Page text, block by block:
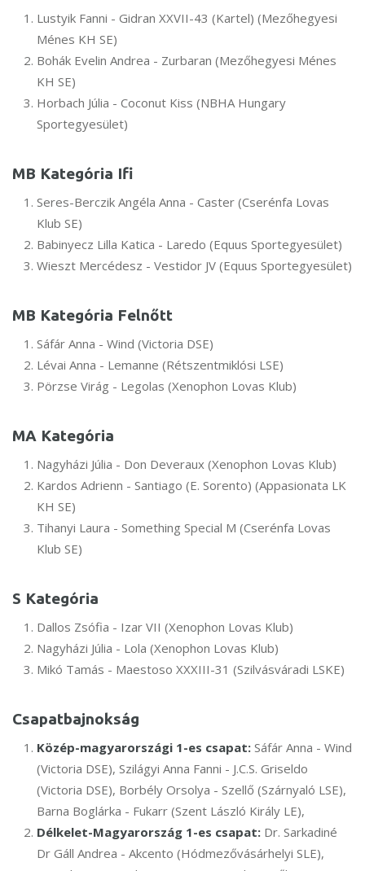
Lustyik Fanni - Gidran XXVII-43 (Kartel) (Mezőhegyesi
Ménes KH SE)
Bohák Evelin Andrea - Zurbaran (Mezőhegyesi Ménes
KH SE)
Horbach Júlia - Coconut Kiss (NBHA Hungary
Sportegyesület)
MB Kategória Ifi
Seres-Berczik Angéla Anna - Caster (Cserénfa Lovas
Klub SE)
Babinyecz Lilla Katica - Laredo (Equus Sportegyesület)
Wieszt Mercédesz - Vestidor JV (Equus Sportegyesület)
MB Kategória Felnőtt
Sáfár Anna - Wind (Victoria DSE)
Lévai Anna - Lemanne (Rétszentmiklósi LSE)
Pörzse Virág - Legolas (Xenophon Lovas Klub)
MA Kategória
Nagyházi Júlia - Don Deveraux (Xenophon Lovas Klub)
Kardos Adrienn - Santiago (E. Sorento) (Appasionata LK
KH SE)
Tihanyi Laura - Something Special M (Cserénfa Lovas
Klub SE)
S Kategória
Dallos Zsófia - Izar VII (Xenophon Lovas Klub)
Nagyházi Júlia - Lola (Xenophon Lovas Klub)
Mikó Tamás - Maestoso XXXIII-31 (Szilvásváradi LSKE)
Csapatbajnokság
Közép-magyarországi 1-es csapat: Sáfár Anna - Wind
(Victoria DSE), Szilágyi Anna Fanni - J.C.S. Griseldo
(Victoria DSE), Borbély Orsolya - Szellő (Szárnyaló LSE),
Barna Boglárka - Fukarr (Szent László Király LE),
Délkelet-Magyarország 1-es csapat: Dr. Sarkadiné
Dr Gáll Andrea - Akcento (Hódmezővásárhelyi SLE),